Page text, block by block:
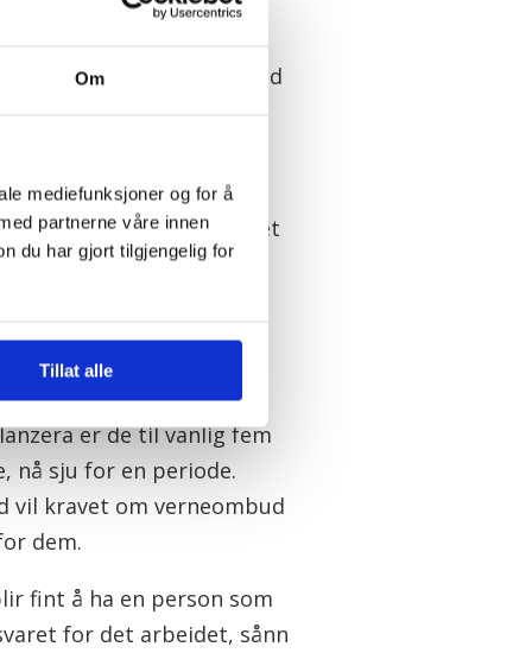
Om
mediefunksjoner og for å
partnerne våre innen
du har gjort tilgjengelig for
Tillat alle
flere ansatte.
41.000 virksomheter med
(AMU). Nå er dette et
er de til vanlig fem
nå sju for en periode.
vil kravet om verneombud
dem.
fint å ha en person som
for det arbeidet, sånn